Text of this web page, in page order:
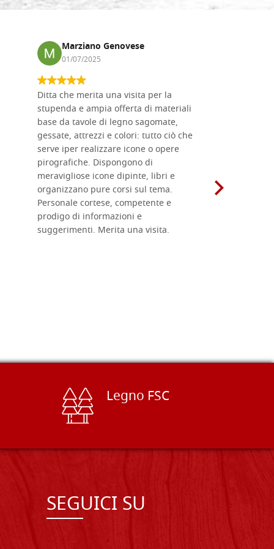
Marziano Genovese
01/07/2025
Ditta che merita una visita per la
stupenda e ampia offerta di materiali
base da tavole di legno sagomate,
gessate, attrezzi e colori: tutto ciò che
serve iper realizzare icone o opere
pirografiche. Dispongono di
meravigliose icone dipinte, libri e
organizzano pure corsi sul tema.
Personale cortese, competente e
prodigo di informazioni e
suggerimenti. Merita una visita.
Legno FSC
SEGUICI SU